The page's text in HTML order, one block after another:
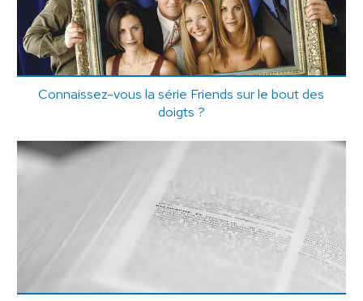
Connaissez-vous la série Friends sur le bout des
doigts ?